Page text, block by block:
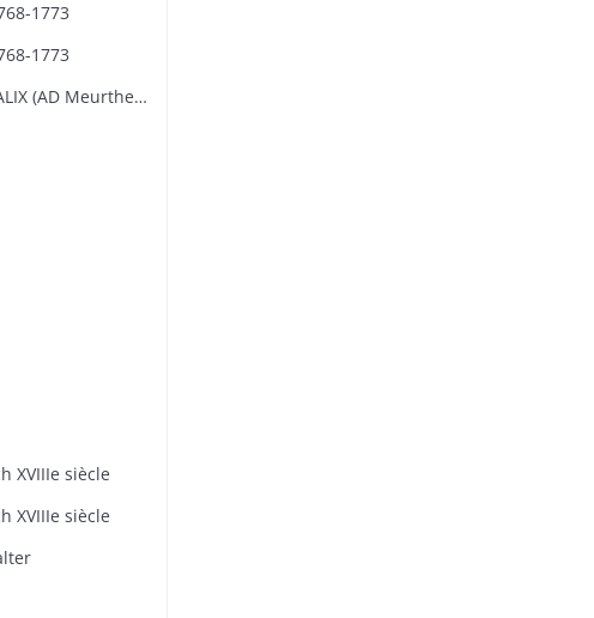
1773
1773
Carte des Hautes Chaumes, par Thierry ALIX (AD Meurthe-et-Moselle
XVIIIe siècle
XVIIIe siècle